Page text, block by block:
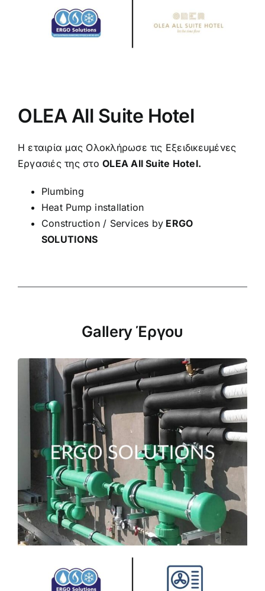
OLEA All Suite Hotel
Η εταιρία μας Ολοκλήρωσε τις Εξειδικευμένες
Εργασιές της στοOLEA All Suite Hotel.
Plumbing
Heat Pump installation
Construction / Services by ERGO
SOLUTIONS
Gallery Έργου